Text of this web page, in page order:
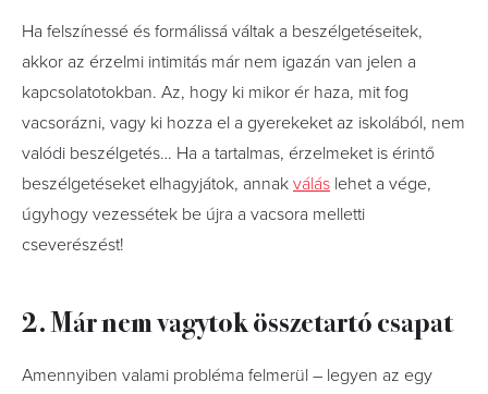
Ha felszínessé és formálissá váltak a beszélgetéseitek,
akkor az érzelmi intimitás már nem igazán van jelen a
kapcsolatotokban. Az, hogy ki mikor ér haza, mit fog
vacsorázni, vagy ki hozza el a gyerekeket az iskolából, nem
valódi beszélgetés… Ha a tartalmas, érzelmeket is érintő
beszélgetéseket elhagyjátok, annak válás lehet a vége,
úgyhogy vezessétek be újra a vacsora melletti
cseverészést!
2. Már nem vagytok összetartó csapat
Amennyiben valami probléma felmerül – legyen az egy